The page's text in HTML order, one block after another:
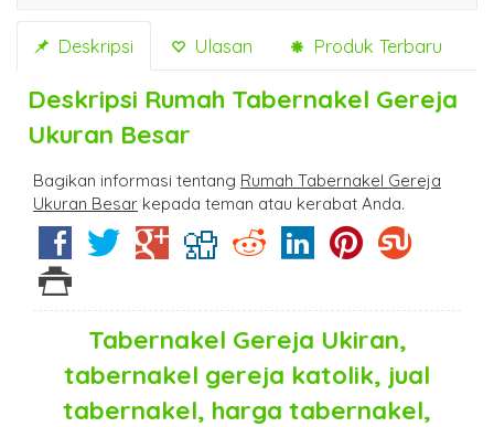
Deskripsi Ulasan Produk Terbaru
Deskripsi Rumah Tabernakel Gereja
Ukuran Besar
Bagikan informasi tentang Rumah Tabernakel Gereja
Ukuran Besar kepada teman atau kerabat Anda.
Tabernakel Gereja Ukiran,
tabernakel gereja katolik, jual
tabernakel, harga tabernakel,